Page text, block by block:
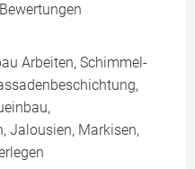
Arbeiten, Schimmel-
Jalousien, Markisen,